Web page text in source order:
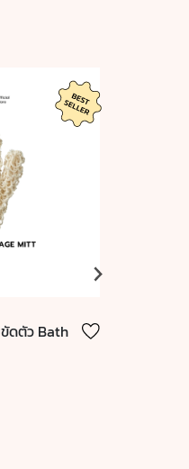
ดตัว Bath